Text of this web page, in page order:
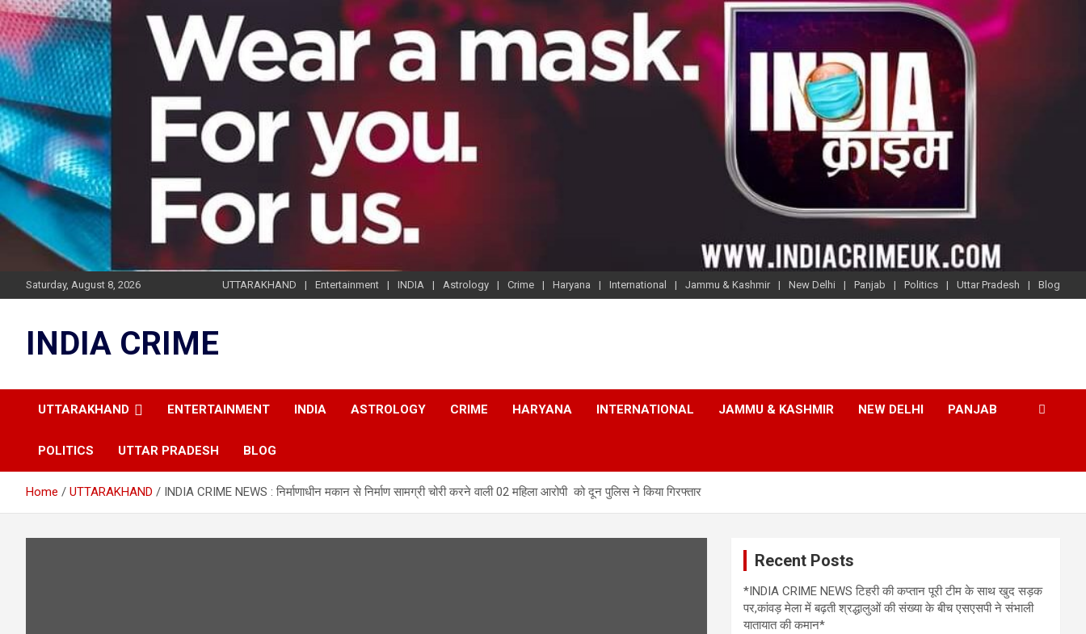
Skip
to
content
Saturday, August 8, 2026 UTTARAKHAND Entertainment INDIA Astrology Crime Haryana International Jammu & Kashmir New Delhi Panjab Politics Uttar Pradesh Blog
INDIA CRIME
UTTARAKHAND ENTERTAINMENT INDIA ASTROLOGY CRIME HARYANA INTERNATIONAL JAMMU & KASHMIR NEW DELHI PANJAB
POLITICS UTTAR PRADESH BLOG
Home UTTARAKHAND INDIA CRIME NEWS : निर्माणाधीन मकान से निर्माण सामग्री चोरी करने वाली 02 महिला आरोपी को दून पुलिस ने किया गिरफ्तार
Recent Posts
*INDIA CRIME NEWS टिहरी की कप्तान पूरी टीम के साथ खुद सड़क
पर,कांवड़ मेला में बढ़ती श्रद्धालुओं की संख्या के बीच एसएसपी ने संभाली
यातायात की कमान*